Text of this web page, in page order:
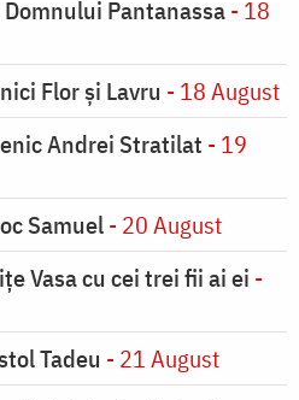
Pantanassa- 18
Flor şi Lavru - 18 August
Andrei Stratilat - 19
Samuel- 20 August
Vasa cu cei trei fii ai ei -
Tadeu - 21 August